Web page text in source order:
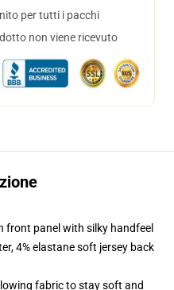
per tutti i pacchi
non viene ricevuto
front panel with silky handfeel
4% elastane soft jersey back
fabric to stay soft and